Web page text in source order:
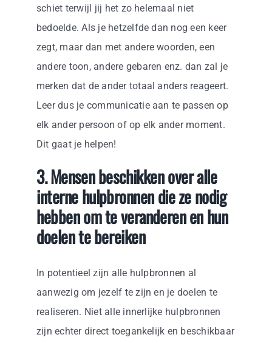
schiet terwijl jij het zo helemaal niet
bedoelde. Als je hetzelfde dan nog een keer
zegt, maar dan met andere woorden, een
andere toon, andere gebaren enz. dan zal je
merken dat de ander totaal anders reageert.
Leer dus je communicatie aan te passen op
elk ander persoon of op elk ander moment.
Dit gaat je helpen!
3. Mensen beschikken over alle
interne hulpbronnen die ze nodig
hebben om te veranderen en hun
doelen te bereiken
In potentieel zijn alle hulpbronnen al
aanwezig om jezelf te zijn en je doelen te
realiseren. Niet alle innerlijke hulpbronnen
zijn echter direct toegankelijk en beschikbaar